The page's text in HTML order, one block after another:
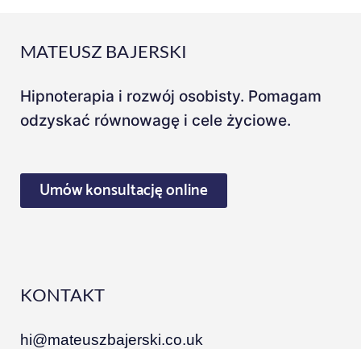
MATEUSZ BAJERSKI
Hipnoterapia i rozwój osobisty. Pomagam
odzyskać równowagę i cele życiowe.
Umów konsultację online
KONTAKT
hi@mateuszbajerski.co.uk